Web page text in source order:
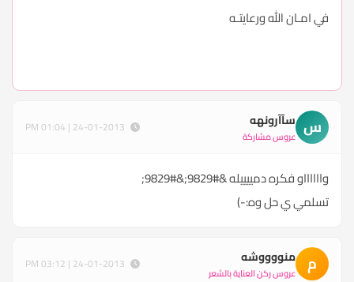
في امـان الله ورعايتـه
س سآآرونهه
عروس مشاركة
وااااااو فكره دمييييله &#9829;&#9829;
تسلمي ي حل وه:-)
م منووووشه
عروس ركن العناية بالشعر